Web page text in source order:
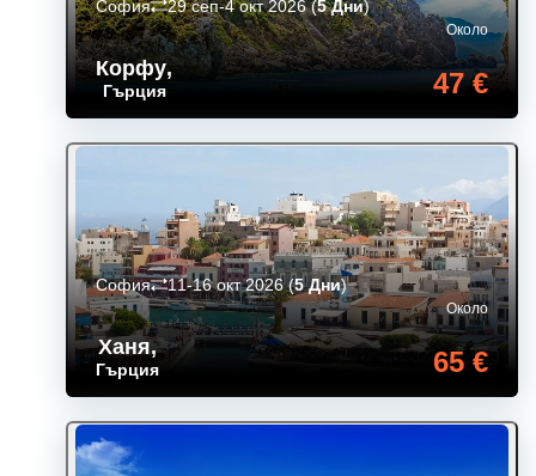
Корфу,
Гърция
Около
47 €
София 29 сеп-4 окт 2026(5 Дни)
Ханя,
Гърция
Около
65 €
София 11-16 окт 2026(5 Дни)